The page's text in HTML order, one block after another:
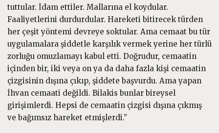
tuttular. İdam ettiler. Mallarına el koydular.
Faaliyetlerini durdurdular. Hareketi bitirecek türden
her çeşit yöntemi devreye soktular. Ama cemaat bu tür
uygulamalara şiddetle karşılık vermek yerine her türlü
zorluğu omuzlamayı kabul etti. Doğrudur, cemaatin
içinden bir, iki veya on ya da daha fazla kişi cemaatin
çizgisinin dışına çıkıp, şiddete başvurdu. Ama yapan
İhvan cemaati değildi. Bilakis bunlar bireysel
girişimlerdi. Hepsi de cemaatin çizgisi dışına çıkmış
ve bağımsız hareket etmişlerdi.”